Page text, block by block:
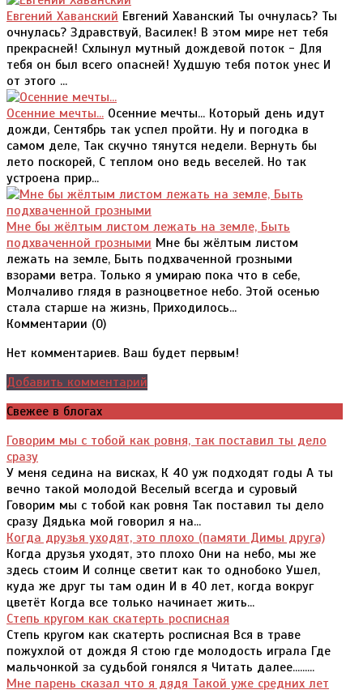
Евгений Хаванский Евгений Хаванский Ты очнулась? Ты
очнулась? Здравствуй, Василек! В этом мире нет тебя
прекрасней! Схлынул мутный дождевой поток - Для
тебя он был всего опасней! Худшую тебя поток унес И
от этого ...
Осенние мечты... Осенние мечты... Который день идут
дожди, Сентябрь так успел пройти. Ну и погодка в
самом деле, Так скучно тянутся недели. Вернуть бы
лето поскорей, С теплом оно ведь веселей. Но так
устроена прир...
Мне бы жёлтым листом лежать на земле, Быть
подхваченной грозными Мне бы жёлтым листом
лежать на земле, Быть подхваченной грозными
взорами ветра. Только я умираю пока что в себе,
Молчаливо глядя в разноцветное небо. Этой осенью
стала старше на жизнь, Приходилось...
Комментарии (0)
Нет комментариев. Ваш будет первым!
Добавить комментарий
Свежее в блогах
Говорим мы с тобой как ровня, так поставил ты дело
сразу
У меня седина на висках, К 40 уж подходят годы А ты
вечно такой молодой Веселый всегда и суровый
Говорим мы с тобой как ровня Так поставил ты дело
сразу Дядька мой говорил я на...
Когда друзья уходят, это плохо (памяти Димы друга)
Когда друзья уходят, это плохо Они на небо, мы же
здесь стоим И солнце светит как то однобоко Ушел,
куда же друг ты там один И в 40 лет, когда вокруг
цветёт Когда все только начинает жить...
Степь кругом как скатерть росписная
Степь кругом как скатерть росписная Вся в траве
пожухлой от дождя Я стою где молодость играла Где
мальчонкой за судьбой гонялся я Читать далее.........
Мне парень сказал что я дядя Такой уже средних лет